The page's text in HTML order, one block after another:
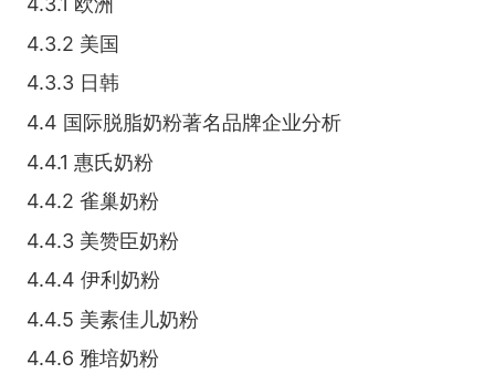
4.3.2 美国
4.3.3 日韩
4.4 国际脱脂奶粉著名品牌企业分析
4.4.1 惠氏奶粉
4.4.2 雀巢奶粉
4.4.3 美赞臣奶粉
4.4.4 伊利奶粉
4.4.5 美素佳儿奶粉
4.4.6 雅培奶粉